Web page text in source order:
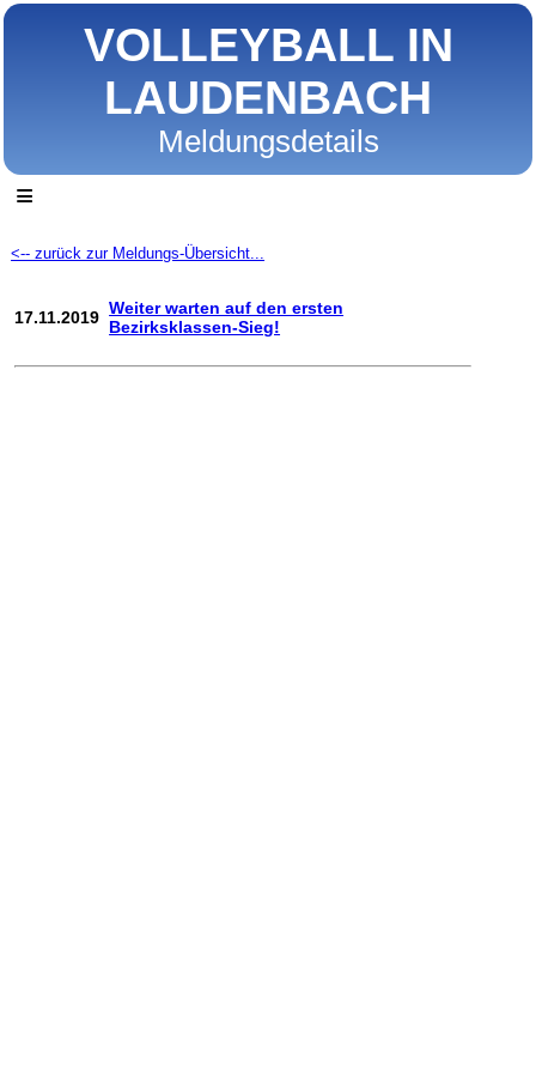
VOLLEYBALL IN
LAUDENBACH
Meldungsdetails
≡
<-- zurück zur Meldungs-Übersicht...
17.11.2019 Weiter warten auf den ersten
Bezirksklassen-Sieg!